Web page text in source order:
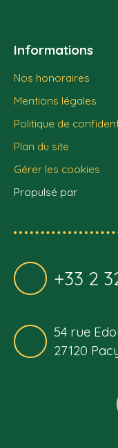
Informations
Nos honoraires
Mentions légales
Politique de
Plan du site
Gérer les cookies
Propulsé par
+33 2
54 rue
27120